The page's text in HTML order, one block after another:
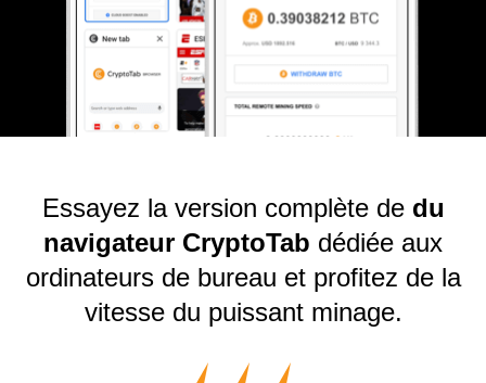
Essayez la version complète de du
navigateur CryptoTab dédiée aux
ordinateurs de bureau et profitez de la
vitesse du puissant minage.